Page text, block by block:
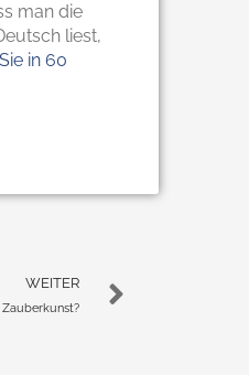
man die
liest,
in 60
WEITER